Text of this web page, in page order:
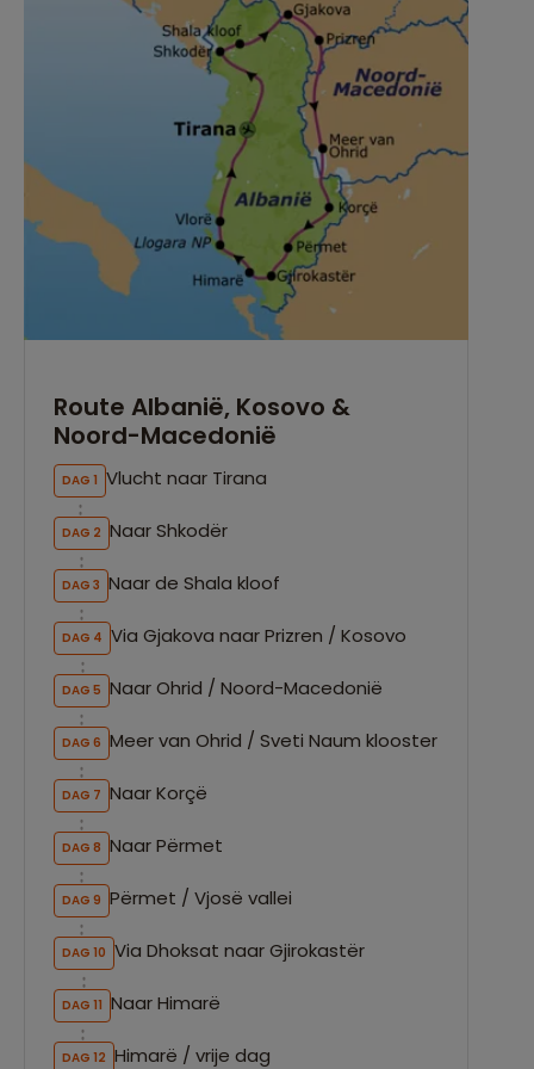
Route Albanië, Kosovo &
Noord-Macedonië
DAG 1 Vlucht naar Tirana
DAG 2 Naar Shkodër
DAG 3 Naar de Shala kloof
DAG 4 Via Gjakova naar Prizren / Kosovo
DAG 5 Naar Ohrid / Noord-Macedonië
DAG 6 Meer van Ohrid / Sveti Naum klooster
DAG 7 Naar Korçë
DAG 8 Naar Përmet
DAG 9 Përmet / Vjosë vallei
DAG 10 Via Dhoksat naar Gjirokastër
DAG 11 Naar Himarë
DAG 12 Himarë / vrije dag